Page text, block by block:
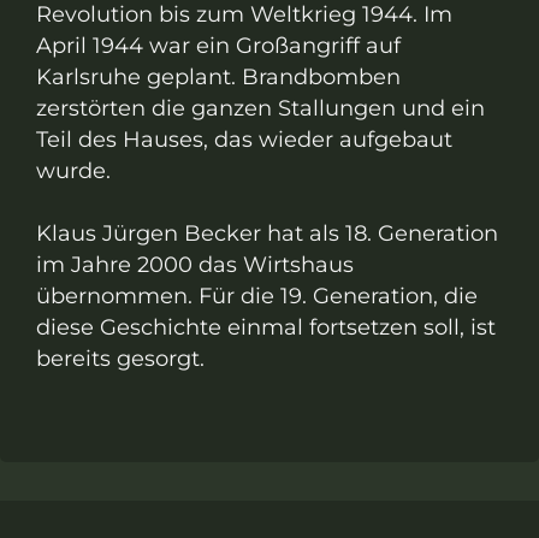
Revolution bis zum Weltkrieg 1944. Im
April 1944 war ein Großangriff auf
Karlsruhe geplant. Brandbomben
zerstörten die ganzen Stallungen und ein
Teil des Hauses, das wieder aufgebaut
wurde.
Klaus Jürgen Becker hat als 18. Generation
im Jahre 2000 das Wirtshaus
übernommen. Für die 19. Generation, die
diese Geschichte einmal fortsetzen soll, ist
bereits gesorgt.